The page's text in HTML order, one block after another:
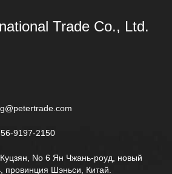
Trade Co., Ltd.
9197-2150
No 6 Ян Чжань-роуд, новый
провинция Шэньси, Китай.